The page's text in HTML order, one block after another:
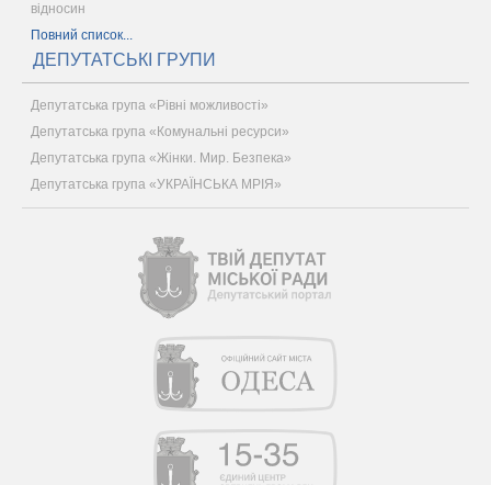
відносин
Повний список...
ДЕПУТАТСЬКІ ГРУПИ
Депутатська група «Рівні можливості»
Депутатська група «Комунальні ресурси»
Депутатська група «Жінки. Мир. Безпека»
Депутатська група «УКРАЇНСЬКА МРІЯ»